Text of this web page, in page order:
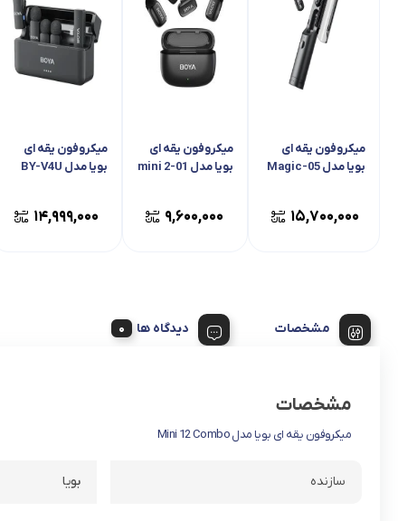
میکروفون یقه ای
بویا مدل Magic-05
۱۵,۷۰۰,۰۰۰
میکروفون یقه ای
بویا مدل mini 2-01
۹,۶۰۰,۰۰۰
میکروفون یقه ای
بویا مدل BY-V4U
۱۴,۹۹۹,۰۰۰
مشخصات دیدگاه ها
مشخصات
میکروفون یقه ای بویا مدل Mini 12 Combo
سازنده بویا